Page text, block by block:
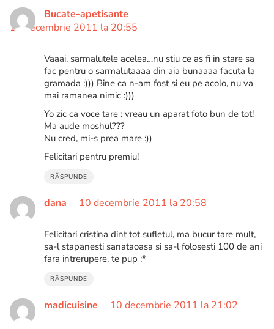
Bucate-apetisante
10 decembrie 2011 la 20:55
Vaaai, sarmalutele acelea…nu stiu ce as fi in stare sa
fac pentru o sarmalutaaaa din aia bunaaaa facuta la
gramada :))) Bine ca n-am fost si eu pe acolo, nu va
mai ramanea nimic :)))
Yo zic ca voce tare : vreau un aparat foto bun de tot!
Ma aude moshul???
Nu cred, mi-s prea mare :))
Felicitari pentru premiu!
RĂSPUNDE
dana 10 decembrie 2011 la 20:58
Felicitari cristina dint tot sufletul, ma bucur tare mult,
sa-l stapanesti sanataoasa si sa-l folosesti 100 de ani
fara intrerupere, te pup :*
RĂSPUNDE
madicuisine 10 decembrie 2011 la 21:02